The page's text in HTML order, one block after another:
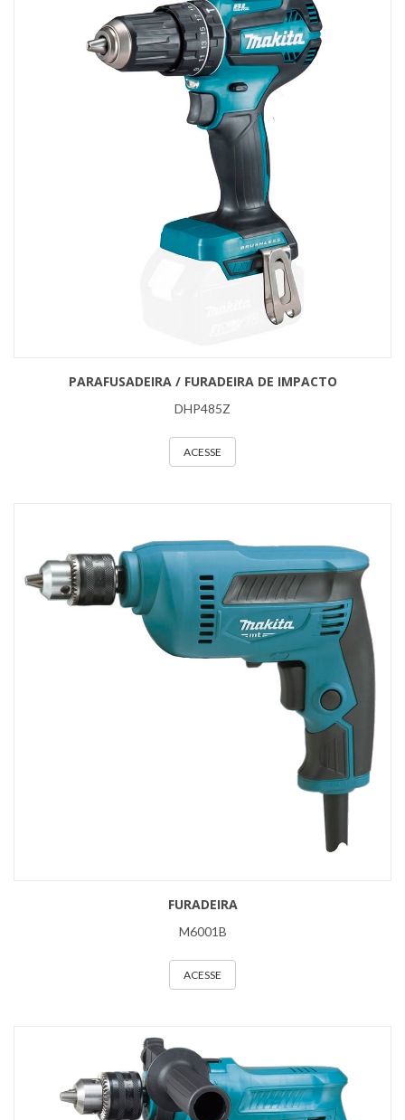
PARAFUSADEIRA / FURADEIRA DE IMPACTO
DHP485Z
ACESSE
FURADEIRA
M6001B
ACESSE